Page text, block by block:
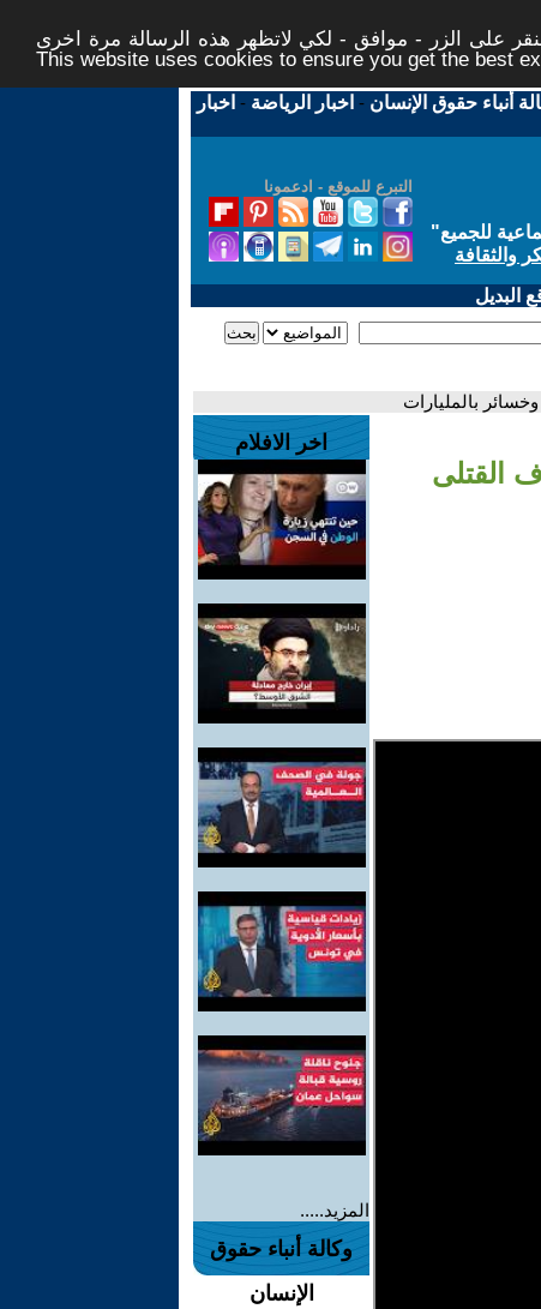
على الزر - موافق - لكي لاتظهر هذه الرسالة مرة اخرى -
This website uses cookies to ensure you get the best
أنباء حقوق الإنسان - اخبار الرياضة - اخبار
التبرع للموقع - ادعمونا
للجميع"
والثقافة
البديل
بالمليارات
القتلى
اخر الافلام
المزيد.....
وكالة أنباء حقوق
الإنسان